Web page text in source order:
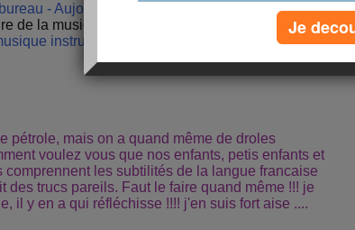
- Aujourdhui.com
de la musique au boulot
instruments
pétrole, mais on a quand même de droles
voulez vous que nos enfants, petis enfants et
comprennent les subtilités de la langue francaise
des trucs pareils. Faut le faire quand même !!! je
il y en a qui réfléchisse !!!! j'en suis fort aise ....
Je